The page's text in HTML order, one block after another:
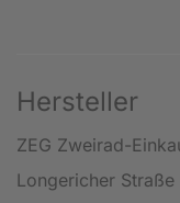
Hersteller
ZEG Zweirad-
Longericher Straße